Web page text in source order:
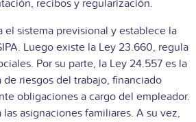
recibos y regularización.
el sistema previsional y establece la
Luego existe la Ley 23.660, regula
Por su parte, la Ley 24.557 es la
de riesgos del trabajo, financiado
obligaciones a cargo del empleador.
las asignaciones familiares. A su vez,